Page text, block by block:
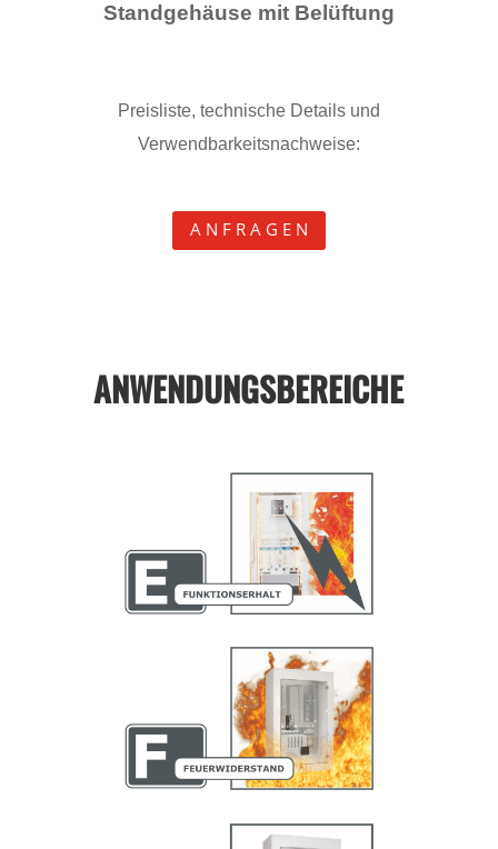
Standgehäuse mit Belüftung
Preisliste, technische Details und
Verwendbarkeitsnachweise:
A N F R A G E N
ANWENDUNGSBEREICHE